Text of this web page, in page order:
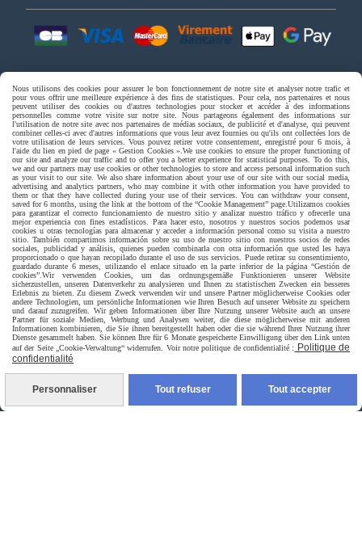
Livraison rapide
livraison à domicile France et union europeen
Nous utilisons des cookies pour assurer le bon fonctionnement de notre site et analyser notre trafic et
pour vous offrir une meilleure expérience à des fins de statistiques. Pour cela, nos partenaires et nous
peuvent utiliser des cookies ou d'autres technologies pour stocker et accéder à des informations
personnelles comme votre visite sur notre site. Nous partageons également des informations sur
l'utilisation de notre site avec nos partenaires de médias sociaux, de publicité et d'analyse, qui peuvent
combiner celles-ci avec d'autres informations que vous leur avez fournies ou qu'ils ont collectées lors de
votre utilisation de leurs services. Vous pouvez retirer votre consentement, enregistré pour 6 mois, à
l'aide du lien en pied de page « Gestion Cookies ». We use cookies to ensure the proper functioning of
our site and analyze our traffic and to offer you a better experience for statistical purposes. To do this,
we and our partners may use cookies or other technologies to store and access personal information such
as your visit to our site. We also share information about your use of our site with our social media,
advertising and analytics partners, who may combine it with other information you have provided to
them or that they have collected during your use of their services. You can withdraw your consent,
saved for 6 months, using the link at the bottom of the “Cookie Management” page. Utilizamos cookies
para garantizar el correcto funcionamiento de nuestro sitio y analizar nuestro tráfico y ofrecerle una
mejor experiencia con fines estadísticos. Para hacer esto, nosotros y nuestros socios podemos usar
cookies u otras tecnologías para almacenar y acceder a información personal como su visita a nuestro
sitio. También compartimos información sobre su uso de nuestro sitio con nuestros socios de redes
sociales, publicidad y análisis, quienes pueden combinarla con otra información que usted les haya
proporcionado o que hayan recopilado durante el uso de sus servicios. Puede retirar su consentimiento,
guardado durante 6 meses, utilizando el enlace situado en la parte inferior de la página “Gestión de
cookies”. Wir verwenden Cookies, um das ordnungsgemäße Funktionieren unserer Website
sicherzustellen, unseren Datenverkehr zu analysieren und Ihnen zu statistischen Zwecken ein besseres
Erlebnis zu bieten. Zu diesem Zweck verwenden wir und unsere Partner möglicherweise Cookies oder
andere Technologien, um persönliche Informationen wie Ihren Besuch auf unserer Website zu speichern
und darauf zuzugreifen. Wir geben Informationen über Ihre Nutzung unserer Website auch an unsere
Partner für soziale Medien, Werbung und Analysen weiter, die diese möglicherweise mit anderen
Informationen kombinieren, die Sie ihnen bereitgestellt haben oder die sie während Ihrer Nutzung ihrer
Dienste gesammelt haben. Sie können Ihre für 6 Monate gespeicherte Einwilligung über den Link unten
auf der Seite „Cookie-Verwaltung“ widerrufen. Voir notre politique de confidentialité :
Politique de
confidentialité
Personnaliser Tout refuser Tout accepter